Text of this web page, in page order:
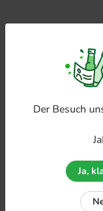
Das Auge
Nicht nur beim
werden Cocktails
Werbegeschenk
auch auf eine
individuellen
als Give-away
benötigen, können
Der Besuch
Ja,